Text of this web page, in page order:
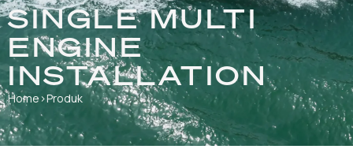
SINGLE MULTI
ENGINE
INSTALLATION
Home ›Produk